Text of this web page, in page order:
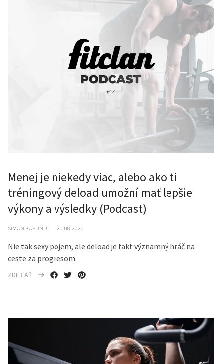
Menej je niekedy viac, alebo ako ti
tréningový deload umožní mať lepšie
výkony a výsledky (Podcast)
SIMON KOPUNEC 20.08.2020
Nie tak sexy pojem, ale deload je fakt významný hráč na
ceste za progresom.
ZDIEĽAŤ